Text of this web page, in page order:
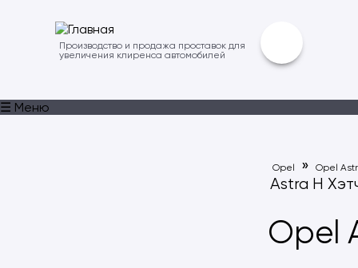
Производство и продажа проставок для
увеличения клиренса автомобилей
☰ Меню
Opel » Opel
Astra H
Opel